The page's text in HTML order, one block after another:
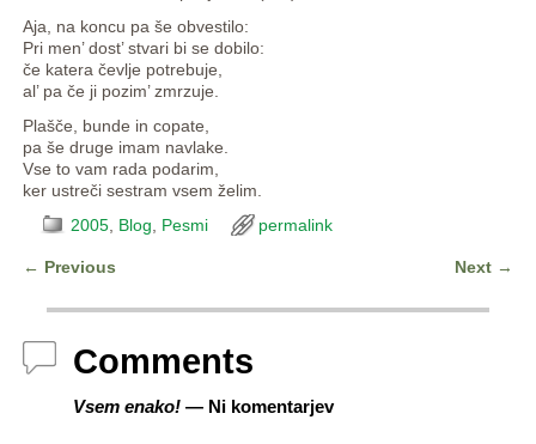
Aja, na koncu pa še obvestilo:
Pri men’ dost’ stvari bi se dobilo:
če katera čevlje potrebuje,
al’ pa če ji pozim’ zmrzuje.
Plašče, bunde in copate,
pa še druge imam navlake.
Vse to vam rada podarim,
ker ustreči sestram vsem želim.
2005, Blog Pesmi permalink
← Previous Next →
Comments
Vsem enako!— Ni komentarjev